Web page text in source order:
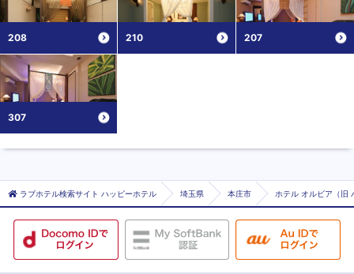
208 210 207
307
ラブホテル検索サイト ハッピーホテル 埼玉県 本庄市 ホテル オルビア（旧